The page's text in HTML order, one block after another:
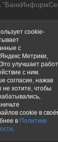
Для
банков,
офертой,
содержит
Конечные
обращении.
их
cookie-
с
Метрики,
улучшает
с ним.
согласие, нажав
не хотите, чтобы
cookie в
в Политике
.